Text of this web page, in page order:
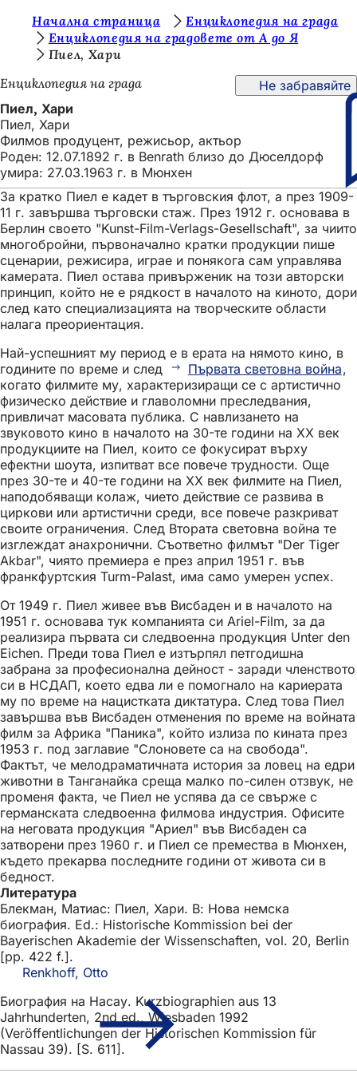
Преминаване към съдържанието
е
с
т
е
т
у
к
:
Начална страница
Енциклопедия на града
Енциклопедия на градовете от А до Я
Пиел, Хари
Енциклопедия на града
Не забравяйте
Пиел, Хари
Пиел, Хари
Филмов продуцент, режисьор, актьор
Роден: 12.07.1892 г. в Benrath близо до Дюселдорф
умира: 27.03.1963 г. в Мюнхен
За кратко Пиел е кадет в търговския флот, а през 1909-
11 г. завършва търговски стаж. През 1912 г. основава в
Берлин своето "Kunst-Film-Verlags-Gesellschaft", за чиито
многобройни, първоначално кратки продукции пише
сценарии, режисира, играе и понякога сам управлява
камерата. Пиел остава привърженик на този авторски
принцип, който не е рядкост в началото на киното, дори
след като специализацията на творческите области
налага преориентация.
Най-успешният му период е в ерата на нямото кино, в
годините по време и след
Първата световна война,
когато филмите му, характеризиращи се с артистично
физическо действие и главоломни преследвания,
привличат масовата публика. С навлизането на
звуковото кино в началото на 30-те години на ХХ век
продукциите на Пиел, които се фокусират върху
ефектни шоута, изпитват все повече трудности. Още
през 30-те и 40-те години на ХХ век филмите на Пиел,
наподобяващи колаж, чието действие се развива в
циркови или артистични среди, все повече разкриват
своите ограничения. След Втората световна война те
изглеждат анахронични. Съответно филмът "Der Tiger
Akbar", чиято премиера е през април 1951 г. във
франкфуртския Turm-Palast, има само умерен успех.
От 1949 г. Пиел живее във Висбаден и в началото на
1951 г. основава тук компанията си Ariel-Film, за да
реализира първата си следвоенна продукция Unter den
Eichen. Преди това Пиел е изтърпял петгодишна
забрана за професионална дейност - заради членството
си в НСДАП, което едва ли е помогнало на кариерата
му по време на нацистката диктатура. След това Пиел
завършва във Висбаден отменения по време на войната
филм за Африка "Паника", който излиза по кината през
1953 г. под заглавие "Слоновете са на свобода".
Фактът, че мелодраматичната история за ловец на едри
животни в Танганайка среща малко по-силен отзвук, не
променя факта, че Пиел не успява да се свърже с
германската следвоенна филмова индустрия. Офисите
на неговата продукция "Ариел" във Висбаден са
затворени през 1960 г. и Пиел се премества в Мюнхен,
където прекарва последните години от живота си в
бедност.
Литература
Блекман, Матиас: Пиел, Хари. В: Нова немска
биография. Ed.: Historische Kommission bei der
Bayerischen Akademie der Wissenschaften, vol. 20, Berlin
[pp. 422 f.].
Renkhoff, Otto
Биография на Насау. Kurzbiographien aus 13
Jahrhunderten, 2nd ed., Wiesbaden 1992
(Veröffentlichungen der Historischen Kommission für
Nassau 39). [S. 611].